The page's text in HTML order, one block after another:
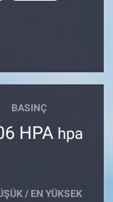
BASINÇ
HPA hpa
/ EN YÜKSEK